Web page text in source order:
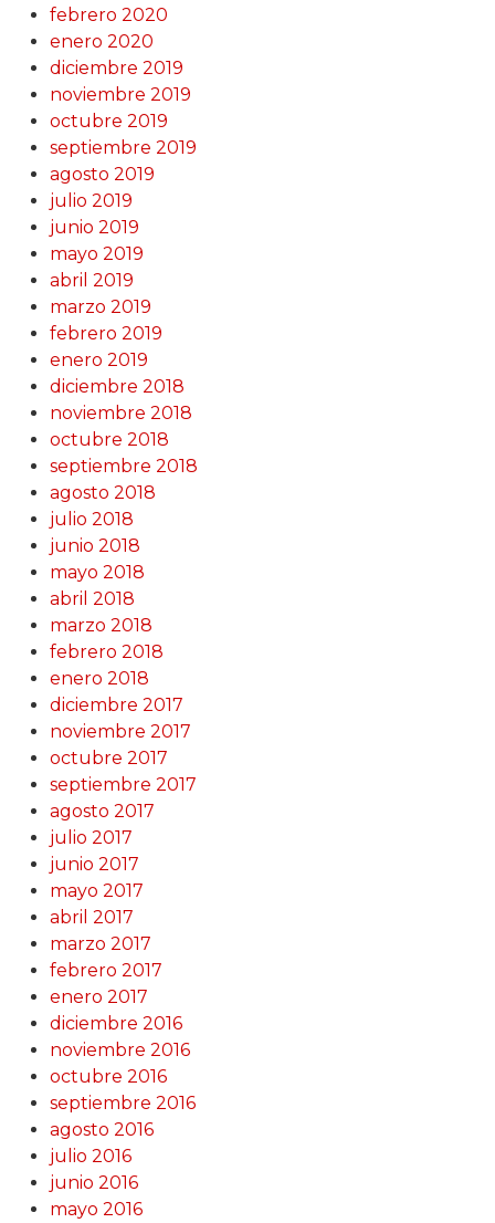
febrero 2020
enero 2020
diciembre 2019
noviembre 2019
octubre 2019
septiembre 2019
agosto 2019
julio 2019
junio 2019
mayo 2019
abril 2019
marzo 2019
febrero 2019
enero 2019
diciembre 2018
noviembre 2018
octubre 2018
septiembre 2018
agosto 2018
julio 2018
junio 2018
mayo 2018
abril 2018
marzo 2018
febrero 2018
enero 2018
diciembre 2017
noviembre 2017
octubre 2017
septiembre 2017
agosto 2017
julio 2017
junio 2017
mayo 2017
abril 2017
marzo 2017
febrero 2017
enero 2017
diciembre 2016
noviembre 2016
octubre 2016
septiembre 2016
agosto 2016
julio 2016
junio 2016
mayo 2016